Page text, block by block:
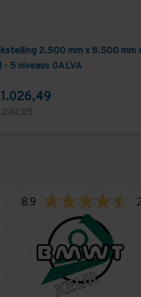
2.500 mm x 8.500 mm
- 5 niveaus GALVA
8.9